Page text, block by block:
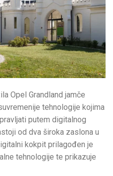
Opel Grandland jamče
tehnologije kojima
putem digitalnog
od dva široka zaslona u
kokpit prilagođen je
tehnologije te prikazuje